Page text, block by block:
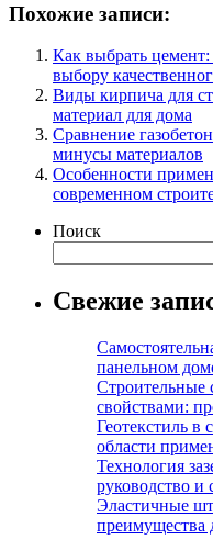
Похожие записи:
Как выбрать
выбору
Виды кирпича для
материал для дома
Сравнение
минусы материалов
Особенности
современном
Поиск
Свежие
панельном
Строительные
свойствами:
Геотекстиль в
области
Технология
руководство и
Эластичные
преимущества